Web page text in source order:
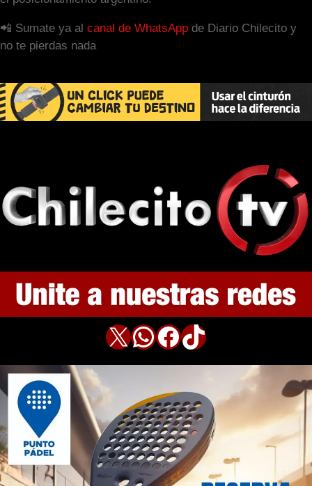
📲 Sumate ya al canal de WhatsApp de Diario Chilecito y
no te pierdas nada
X WhatsApp Facebook TikTok